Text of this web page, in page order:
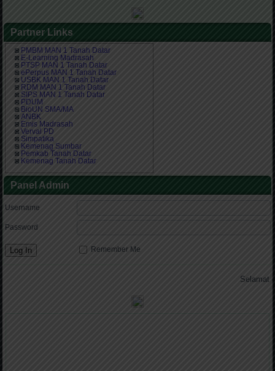
Partner Links
◙ PMBM MAN 1 Tanah Datar
◙ E-Learning Madrasah
◙ PTSP MAN 1 Tanah Datar
◙ePerpus MAN 1 Tanah Datar
◙ USBK MAN 1 Tanah Datar
◙ RDM MAN 1 Tanah Datar
◙ SIPS MAN 1 Tanah Datar
◙ PDUM
◙ BioUN SMA/MA
◙ANBK
◙ Emis Madrasah
◙Verval PD
◙ Simpatika
◙ Kemenag Sumbar
◙ Pemkab Tanah Datar
◙ Kemenag Tanah Datar
Panel Admin
Username
Password
Remember Me
Selamat